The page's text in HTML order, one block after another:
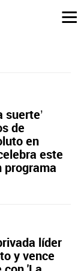
suerte’
de
en
este
programa
líder
y vence